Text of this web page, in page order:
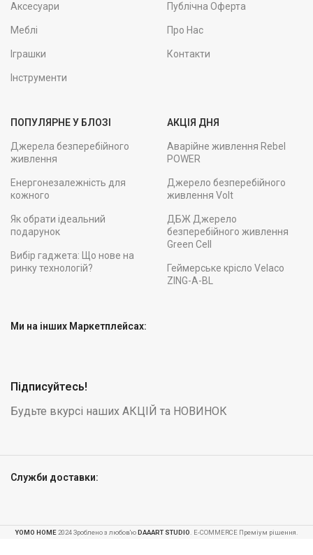
Аксесуари
Меблі
Іграшки
Інструменти
Публічна Оферта
Про Нас
Контакти
ПОПУЛЯРНЕ У БЛОЗІ
Джерела безперебійного
живлення
Енергонезалежність для
кожного
Як обрати ідеальний
подарунок
Вибір гаджета: Що нове на
ринку технологій?
АКЦІЯ ДНЯ
Аварійне живлення Rebel
POWER
Джерело безперебійного
живлення Volt
ДБЖ Джерело
безперебійного живлення
Green Cell
Геймерське крісло Velaco
ZING-A-BL
Ми на інших Маркетплейсах:
Підписуйтесь!
Будьте вкурсі наших АКЦІЙ та НОВИНОК
Служби доставки:
YOMO HOME 2024 Зроблено з любов'юDAAART STUDIO . E-COMMERCE Преміум рішення.